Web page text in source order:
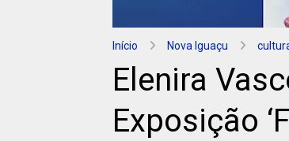
Início Nova Iguaçu
Elenira
Exposição